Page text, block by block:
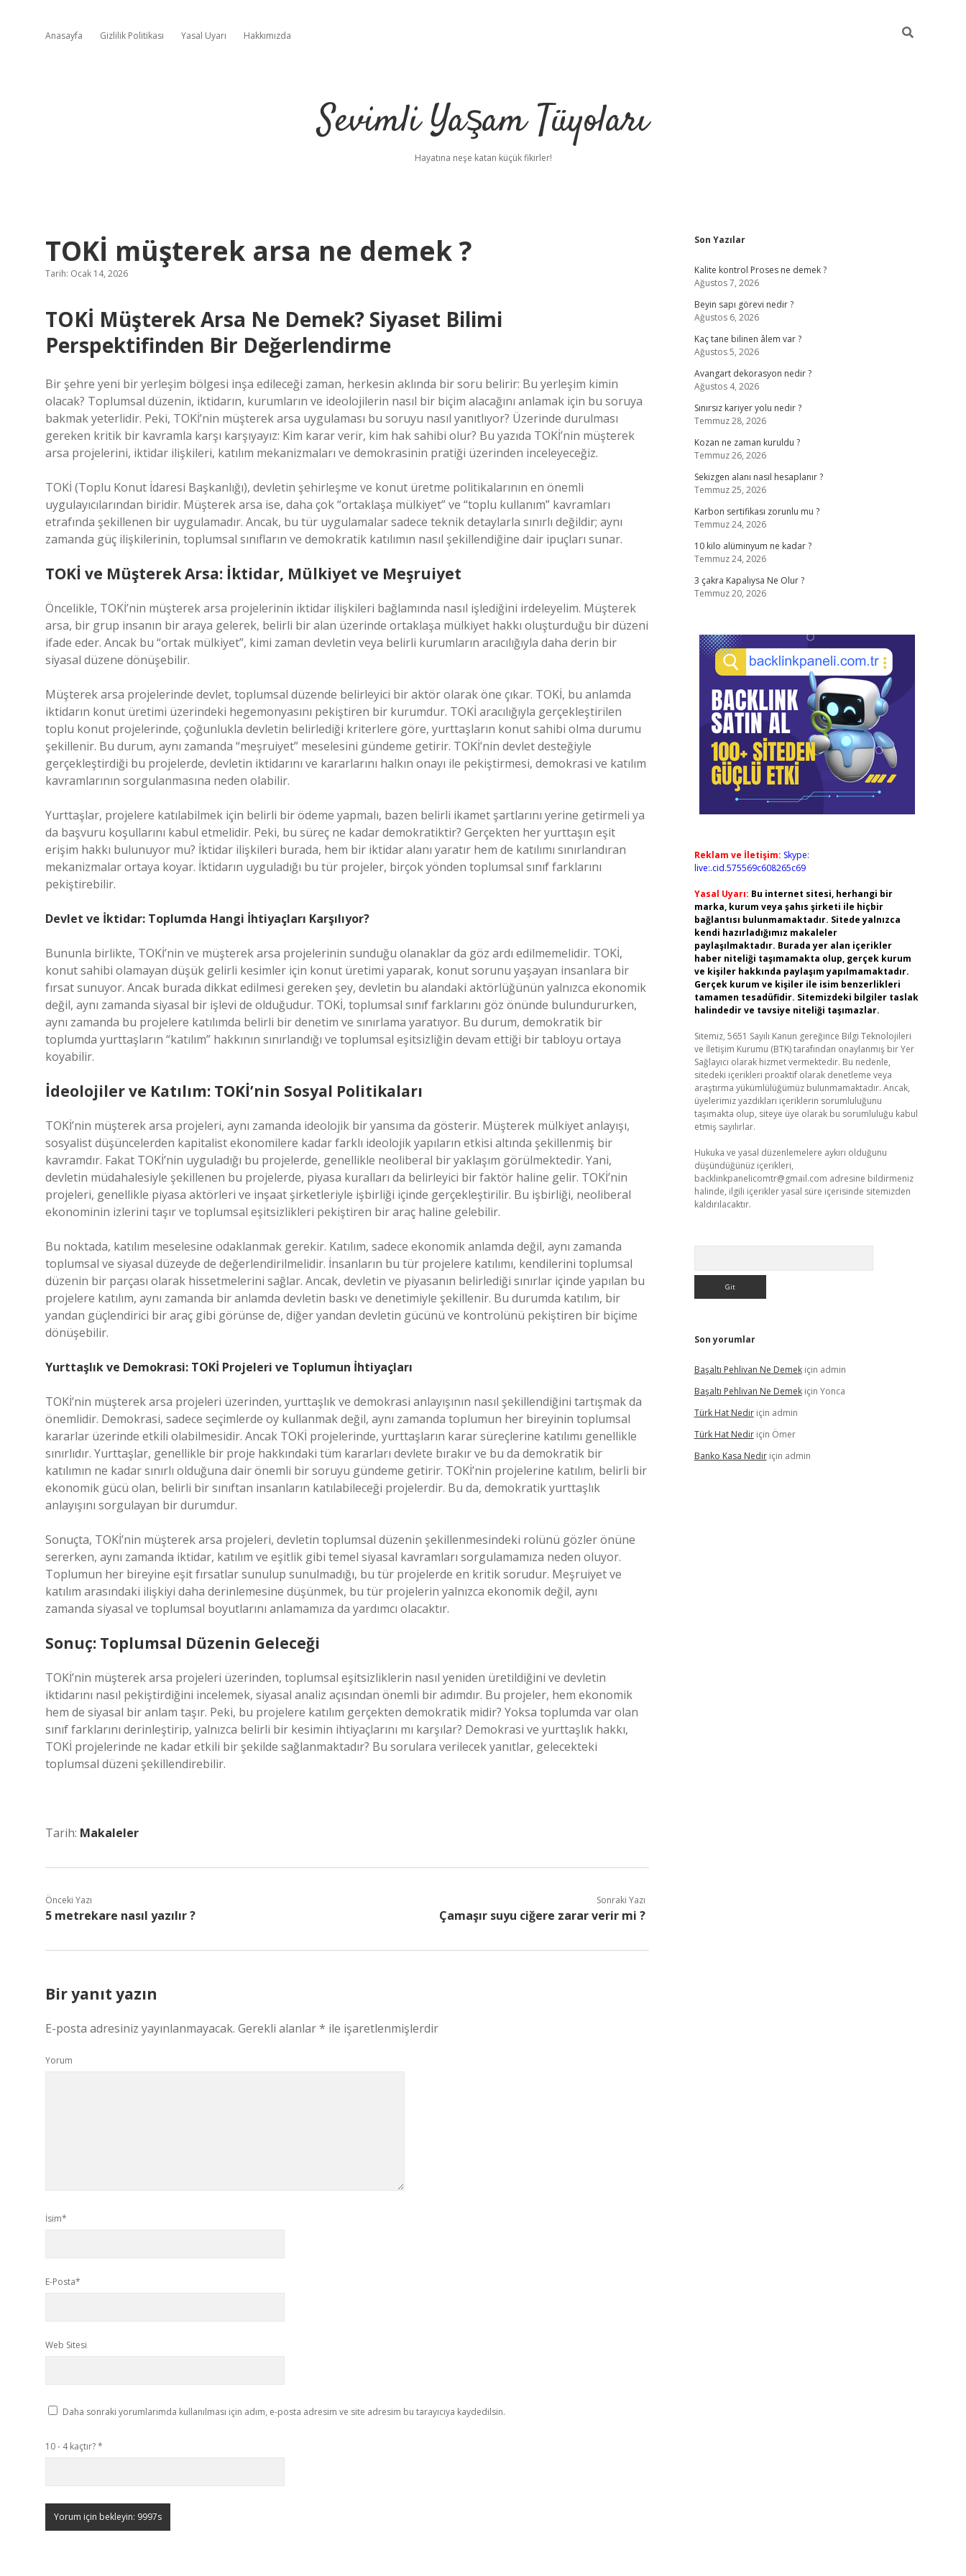
Anasayfa Gizlilik Politikası Yasal Uyarı Hakkımızda
Sevimli Yaşam Tüyoları
Hayatına neşe katan küçük fikirler!
TOKİ müşterek arsa ne demek ?
Tarih: Ocak 14, 2026
TOKİ Müşterek Arsa Ne Demek? Siyaset Bilimi
Perspektifinden Bir Değerlendirme
Bir şehre yeni bir yerleşim bölgesi inşa edileceği zaman, herkesin aklında bir soru belirir: Bu yerleşim kimin
olacak? Toplumsal düzenin, iktidarın, kurumların ve ideolojilerin nasıl bir biçim alacağını anlamak için bu soruya
bakmak yeterlidir. Peki, TOKİ’nin müşterek arsa uygulaması bu soruyu nasıl yanıtlıyor? Üzerinde durulması
gereken kritik bir kavramla karşı karşıyayız: Kim karar verir, kim hak sahibi olur? Bu yazıda TOKİ’nin müşterek
arsa projelerini, iktidar ilişkileri, katılım mekanizmaları ve demokrasinin pratiği üzerinden inceleyeceğiz.
TOKİ (Toplu Konut İdaresi Başkanlığı), devletin şehirleşme ve konut üretme politikalarının en önemli
uygulayıcılarından biridir. Müşterek arsa ise, daha çok “ortaklaşa mülkiyet” ve “toplu kullanım” kavramları
etrafında şekillenen bir uygulamadır. Ancak, bu tür uygulamalar sadece teknik detaylarla sınırlı değildir; aynı
zamanda güç ilişkilerinin, toplumsal sınıfların ve demokratik katılımın nasıl şekillendiğine dair ipuçları sunar.
TOKİ ve Müşterek Arsa: İktidar, Mülkiyet ve Meşruiyet
Öncelikle, TOKİ’nin müşterek arsa projelerinin iktidar ilişkileri bağlamında nasıl işlediğini irdeleyelim. Müşterek
arsa, bir grup insanın bir araya gelerek, belirli bir alan üzerinde ortaklaşa mülkiyet hakkı oluşturduğu bir düzeni
ifade eder. Ancak bu “ortak mülkiyet”, kimi zaman devletin veya belirli kurumların aracılığıyla daha derin bir
siyasal düzene dönüşebilir.
Müşterek arsa projelerinde devlet, toplumsal düzende belirleyici bir aktör olarak öne çıkar. TOKİ, bu anlamda
iktidarın konut üretimi üzerindeki hegemonyasını pekiştiren bir kurumdur. TOKİ aracılığıyla gerçekleştirilen
toplu konut projelerinde, çoğunlukla devletin belirlediği kriterlere göre, yurttaşların konut sahibi olma durumu
şekillenir. Bu durum, aynı zamanda “meşruiyet” meselesini gündeme getirir. TOKİ’nin devlet desteğiyle
gerçekleştirdiği bu projelerde, devletin iktidarını ve kararlarını halkın onayı ile pekiştirmesi, demokrasi ve katılım
kavramlarının sorgulanmasına neden olabilir.
Yurttaşlar, projelere katılabilmek için belirli bir ödeme yapmalı, bazen belirli ikamet şartlarını yerine getirmeli ya
da başvuru koşullarını kabul etmelidir. Peki, bu süreç ne kadar demokratiktir? Gerçekten her yurttaşın eşit
erişim hakkı bulunuyor mu? İktidar ilişkileri burada, hem bir iktidar alanı yaratır hem de katılımı sınırlandıran
mekanizmalar ortaya koyar. İktidarın uyguladığı bu tür projeler, birçok yönden toplumsal sınıf farklarını
pekiştirebilir.
Devlet ve İktidar: Toplumda Hangi İhtiyaçları Karşılıyor?
Bununla birlikte, TOKİ’nin ve müşterek arsa projelerinin sunduğu olanaklar da göz ardı edilmemelidir. TOKİ,
konut sahibi olamayan düşük gelirli kesimler için konut üretimi yaparak, konut sorunu yaşayan insanlara bir
fırsat sunuyor. Ancak burada dikkat edilmesi gereken şey, devletin bu alandaki aktörlüğünün yalnızca ekonomik
değil, aynı zamanda siyasal bir işlevi de olduğudur. TOKİ, toplumsal sınıf farklarını göz önünde bulundururken,
aynı zamanda bu projelere katılımda belirli bir denetim ve sınırlama yaratıyor. Bu durum, demokratik bir
toplumda yurttaşların “katılım” hakkının sınırlandığı ve toplumsal eşitsizliğin devam ettiği bir tabloyu ortaya
koyabilir.
İdeolojiler ve Katılım: TOKİ’nin Sosyal Politikaları
TOKİ’nin müşterek arsa projeleri, aynı zamanda ideolojik bir yansıma da gösterir. Müşterek mülkiyet anlayışı,
sosyalist düşüncelerden kapitalist ekonomilere kadar farklı ideolojik yapıların etkisi altında şekillenmiş bir
kavramdır. Fakat TOKİ’nin uyguladığı bu projelerde, genellikle neoliberal bir yaklaşım görülmektedir. Yani,
devletin müdahalesiyle şekillenen bu projelerde, piyasa kuralları da belirleyici bir faktör haline gelir. TOKİ’nin
projeleri, genellikle piyasa aktörleri ve inşaat şirketleriyle işbirliği içinde gerçekleştirilir. Bu işbirliği, neoliberal
ekonominin izlerini taşır ve toplumsal eşitsizlikleri pekiştiren bir araç haline gelebilir.
Bu noktada, katılım meselesine odaklanmak gerekir. Katılım, sadece ekonomik anlamda değil, aynı zamanda
toplumsal ve siyasal düzeyde de değerlendirilmelidir. İnsanların bu tür projelere katılımı, kendilerini toplumsal
düzenin bir parçası olarak hissetmelerini sağlar. Ancak, devletin ve piyasanın belirlediği sınırlar içinde yapılan bu
projelere katılım, aynı zamanda bir anlamda devletin baskı ve denetimiyle şekillenir. Bu durumda katılım, bir
yandan güçlendirici bir araç gibi görünse de, diğer yandan devletin gücünü ve kontrolünü pekiştiren bir biçime
dönüşebilir.
Yurttaşlık ve Demokrasi: TOKİ Projeleri ve Toplumun İhtiyaçları
TOKİ’nin müşterek arsa projeleri üzerinden, yurttaşlık ve demokrasi anlayışının nasıl şekillendiğini tartışmak da
önemlidir. Demokrasi, sadece seçimlerde oy kullanmak değil, aynı zamanda toplumun her bireyinin toplumsal
kararlar üzerinde etkili olabilmesidir. Ancak TOKİ projelerinde, yurttaşların karar süreçlerine katılımı genellikle
sınırlıdır. Yurttaşlar, genellikle bir proje hakkındaki tüm kararları devlete bırakır ve bu da demokratik bir
katılımın ne kadar sınırlı olduğuna dair önemli bir soruyu gündeme getirir. TOKİ’nin projelerine katılım, belirli bir
ekonomik gücü olan, belirli bir sınıftan insanların katılabileceği projelerdir. Bu da, demokratik yurttaşlık
anlayışını sorgulayan bir durumdur.
Sonuçta, TOKİ’nin müşterek arsa projeleri, devletin toplumsal düzenin şekillenmesindeki rolünü gözler önüne
sererken, aynı zamanda iktidar, katılım ve eşitlik gibi temel siyasal kavramları sorgulamamıza neden oluyor.
Toplumun her bireyine eşit fırsatlar sunulup sunulmadığı, bu tür projelerde en kritik sorudur. Meşruiyet ve
katılım arasındaki ilişkiyi daha derinlemesine düşünmek, bu tür projelerin yalnızca ekonomik değil, aynı
zamanda siyasal ve toplumsal boyutlarını anlamamıza da yardımcı olacaktır.
Sonuç: Toplumsal Düzenin Geleceği
TOKİ’nin müşterek arsa projeleri üzerinden, toplumsal eşitsizliklerin nasıl yeniden üretildiğini ve devletin
iktidarını nasıl pekiştirdiğini incelemek, siyasal analiz açısından önemli bir adımdır. Bu projeler, hem ekonomik
hem de siyasal bir anlam taşır. Peki, bu projelere katılım gerçekten demokratik midir? Yoksa toplumda var olan
sınıf farklarını derinleştirip, yalnızca belirli bir kesimin ihtiyaçlarını mı karşılar? Demokrasi ve yurttaşlık hakkı,
TOKİ projelerinde ne kadar etkili bir şekilde sağlanmaktadır? Bu sorulara verilecek yanıtlar, gelecekteki
toplumsal düzeni şekillendirebilir.
Tarih: Makaleler
Önceki Yazı
5 metrekare nasıl yazılır ?
Sonraki Yazı
Çamaşır suyu ciğere zarar verir mi ?
Bir yanıt yazın
E-posta adresiniz yayınlanmayacak. Gerekli alanlar* ile işaretlenmişlerdir
Yorum
İsim*
E-Posta*
Web Sitesi
Daha sonraki yorumlarımda kullanılması için adım, e-posta adresim ve site adresim bu tarayıcıya kaydedilsin.
10 - 4 kaçtır?*
Sidebar
Son Yazılar
Kalite kontrol Proses ne demek ?
Ağustos 7, 2026
Beyin sapı görevi nedir ?
Ağustos 6, 2026
Kaç tane bilinen âlem var ?
Ağustos 5, 2026
Avangart dekorasyon nedir ?
Ağustos 4, 2026
Sınırsız kariyer yolu nedir ?
Temmuz 28, 2026
Kozan ne zaman kuruldu ?
Temmuz 26, 2026
Sekizgen alanı nasıl hesaplanır ?
Temmuz 25, 2026
Karbon sertifikası zorunlu mu ?
Temmuz 24, 2026
10 kilo alüminyum ne kadar ?
Temmuz 24, 2026
3 çakra Kapalıysa Ne Olur ?
Temmuz 20, 2026
Reklam ve İletişim: Skype:
live:.cid.575569c608265c69
Yasal Uyarı: Bu internet sitesi, herhangi bir
marka, kurum veya şahıs şirketi ile hiçbir
bağlantısı bulunmamaktadır. Sitede yalnızca
kendi hazırladığımız makaleler
paylaşılmaktadır. Burada yer alan içerikler
haber niteliği taşımamakta olup, gerçek kurum
ve kişiler hakkında paylaşım yapılmamaktadır.
Gerçek kurum ve kişiler ile isim benzerlikleri
tamamen tesadüfidir. Sitemizdeki bilgiler taslak
halindedir ve tavsiye niteliği taşımazlar.
Sitemiz, 5651 Sayılı Kanun gereğince Bilgi Teknolojileri
ve İletişim Kurumu (BTK) tarafından onaylanmış bir Yer
Sağlayıcı olarak hizmet vermektedir. Bu nedenle,
sitedeki içerikleri proaktif olarak denetleme veya
araştırma yükümlülüğümüz bulunmamaktadır. Ancak,
üyelerimiz yazdıkları içeriklerin sorumluluğunu
taşımakta olup, siteye üye olarak bu sorumluluğu kabul
etmiş sayılırlar.
Hukuka ve yasal düzenlemelere aykırı olduğunu
düşündüğünüz içerikleri,
backlinkpanelicomtr@gmail.com adresine bildirmeniz
halinde, ilgili içerikler yasal süre içerisinde sitemizden
kaldırılacaktır.
Son yorumlar
Başaltı Pehlivan Ne Demekiçin admin
Başaltı Pehlivan Ne Demekiçin Yonca
Türk Hat Nediriçin admin
Türk Hat Nediriçin Ömer
Banko Kasa Nediriçin admin